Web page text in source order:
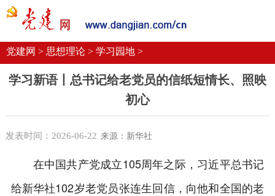
党建要闻
机关党建
校园党建 企业党建
党建网 > 思想理论 > 学习园地 >
学习新语丨总书记给老党员的信纸短情长、照映
初心
发表时间：2026-06-22 来源：新华社
在中国共产党成立105周年之际，习近平总书记
给新华社102岁老党员张连生回信，向他和全国的老